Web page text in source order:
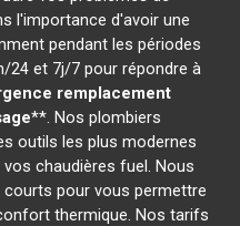
l'importance d'avoir une
pendant les périodes
24 et 7j/7 pour répondre à
remplacement
**. Nos plombiers
outils les plus modernes
chaudières fuel. Nous
pour vous permettre
thermique. Nos tarifs